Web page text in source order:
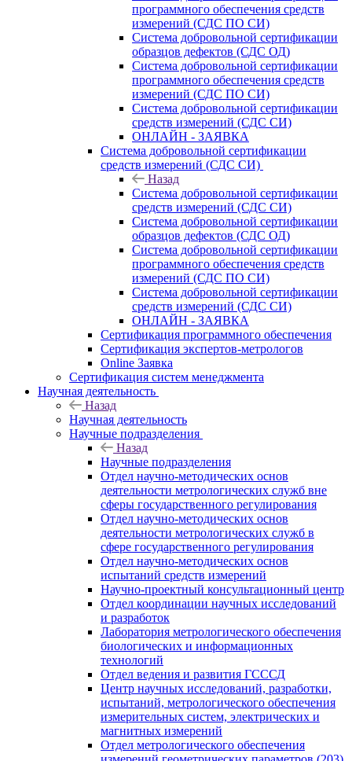
программного обеспечения средств
измерений (СДС ПО СИ)
Система добровольной сертификации
образцов дефектов (СДС ОД)
Система добровольной сертификации
программного обеспечения средств
измерений (СДС ПО СИ)
Система добровольной сертификации
средств измерений (СДС СИ)
ОНЛАЙН - ЗАЯВКА
Система добровольной сертификации
средств измерений (СДС СИ)
Назад
Система добровольной сертификации
средств измерений (СДС СИ)
Система добровольной сертификации
образцов дефектов (СДС ОД)
Система добровольной сертификации
программного обеспечения средств
измерений (СДС ПО СИ)
Система добровольной сертификации
средств измерений (СДС СИ)
ОНЛАЙН - ЗАЯВКА
Сертификация программного обеспечения
Сертификация экспертов-метрологов
Online Заявка
Сертификация систем менеджмента
Научная деятельность
Назад
Научная деятельность
Научные подразделения
Назад
Научные подразделения
Отдел научно-методических основ
деятельности метрологических служб вне
сферы государственного регулирования
Отдел научно-методических основ
деятельности метрологических служб в
сфере государственного регулирования
Отдел научно-методических основ
испытаний средств измерений
Научно-проектный консультационный центр
Отдел координации научных исследований
и разработок
Лаборатория метрологического обеспечения
биологических и информационных
технологий
Отдел ведения и развития ГСССД
Центр научных исследований, разработки,
испытаний, метрологического обеспечения
измерительных систем, электрических и
магнитных измерений
Отдел метрологического обеспечения